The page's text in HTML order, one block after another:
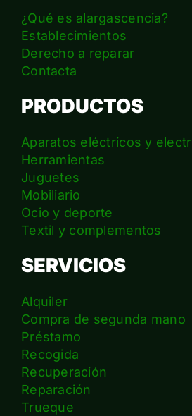
¿Qué es alargascencia?
Establecimientos
Derecho a reparar
Contacta
PRODUCTOS
Aparatos eléctricos y
Herramientas
Juguetes
Mobiliario
Ocio y deporte
Textil y complementos
SERVICIOS
Alquiler
Compra de segunda mano
Préstamo
Recogida
Recuperación
Reparación
Trueque